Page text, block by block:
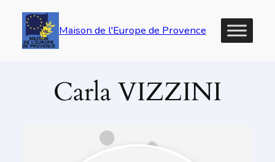
Maison de l'Europe de Provence
Carla VIZZINI